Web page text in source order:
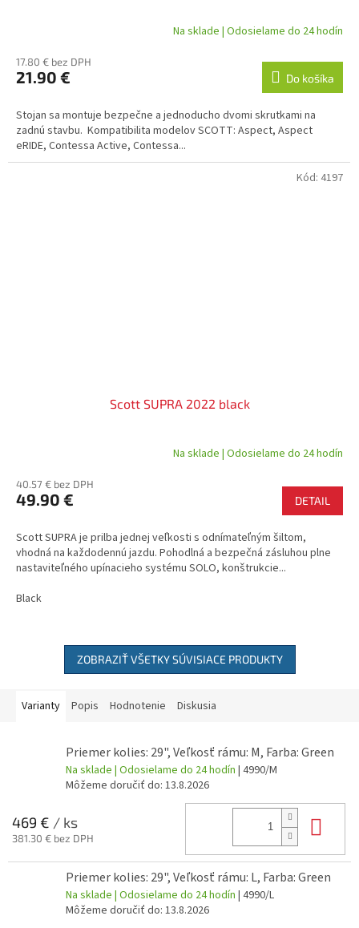
Na sklade | Odosielame do 24 hodín
17.80 € bez DPH
21.90 € Do košíka
Stojan sa montuje bezpečne a jednoducho dvomi skrutkami na
zadnú stavbu. Kompatibilita modelov SCOTT: Aspect, Aspect
eRIDE, Contessa Active, Contessa...
Scott SUPRA 2022 black
Na sklade | Odosielame do 24 hodín
40.57 € bez DPH
49.90 € DETAIL
Scott SUPRA je prilba jednej veľkosti s odnímateľným šiltom,
vhodná na každodennú jazdu. Pohodlná a bezpečná zásluhou plne
nastaviteľného upínacieho systému SOLO, konštrukcie...
Black
Kód: 4197
ZOBRAZIŤ VŠETKY SÚVISIACE PRODUKTY
Varianty Popis Hodnotenie Diskusia
Priemer kolies: 29", Veľkosť rámu: M, Farba: Green
Na sklade | Odosielame do 24 hodín | 4990/M
Môžeme doručiť do: 13.8.2026
469 € / ks
381.30 € bez DPH
Priemer kolies: 29", Veľkosť rámu: L, Farba: Green
Na sklade | Odosielame do 24 hodín | 4990/L
Môžeme doručiť do: 13.8.2026